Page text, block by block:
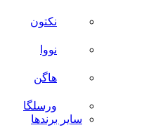
نکتون
نووا
هاگن
ورسلگا
سایر برند‌ها